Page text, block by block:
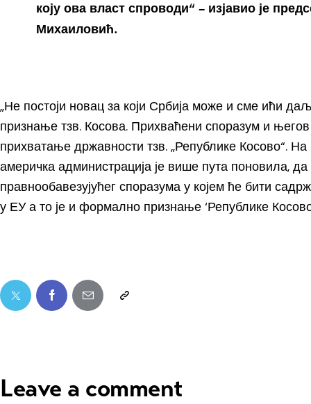
коју ова власт спроводи“ – изјавио је
Михаиловић.
„Не постоји новац за који Србија може и сме ићи
признање тзв. Косова. Прихваћени споразум и
прихватање државности тзв. „Републике Косово“.
америчка администрација је више пута поновила,
правнообавезујућег споразума у којем ће бити
у ЕУ а то је и формално признање ‘Републике
Leave a comment